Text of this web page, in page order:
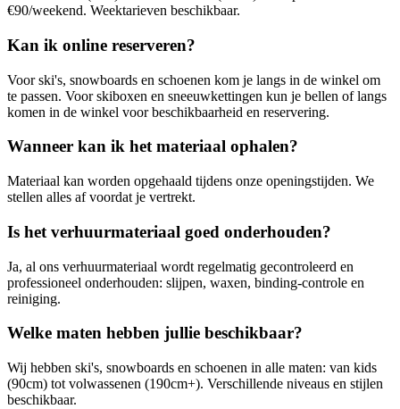
€90/weekend. Weektarieven beschikbaar.
Kan ik online reserveren?
Voor ski's, snowboards en schoenen kom je langs in de winkel om
te passen. Voor skiboxen en sneeuwkettingen kun je bellen of langs
komen in de winkel voor beschikbaarheid en reservering.
Wanneer kan ik het materiaal ophalen?
Materiaal kan worden opgehaald tijdens onze openingstijden. We
stellen alles af voordat je vertrekt.
Is het verhuurmateriaal goed onderhouden?
Ja, al ons verhuurmateriaal wordt regelmatig gecontroleerd en
professioneel onderhouden: slijpen, waxen, binding-controle en
reiniging.
Welke maten hebben jullie beschikbaar?
Wij hebben ski's, snowboards en schoenen in alle maten: van kids
(90cm) tot volwassenen (190cm+). Verschillende niveaus en stijlen
beschikbaar.